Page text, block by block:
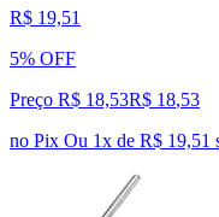
R$ 19,51
5% OFF
Preço R$ 18,53R$ 18,53
no Pix Ou 1x de R$ 19,51